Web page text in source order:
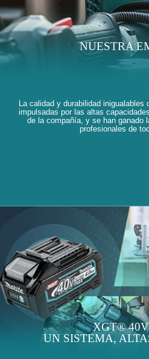
NUESTRA
La calidad y durabilidad
impulsadas por las altas
de la compañía, y se han ganado
profesionales de
XGT®
UN SISTEMA,